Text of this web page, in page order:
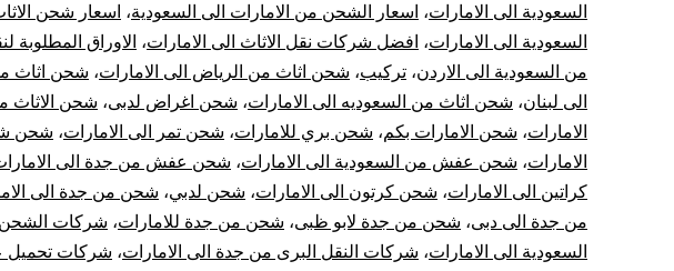
الي
الامارات
|
نقل
عفش
السعودية الى الامارات، اسعار الشحن من الامارات الى السعودية، اسعار شحن
السعودية الى الامارات، افضل شركات نقل الاثاث الى الامارات، الاوراق المطلوبة
من السعودية الى الاردن، تركيب، شحن اثاث من الرياض الى الامارات، شحن اثاث
الى لبنان، شحن اثاث من السعوديه الى الامارات، شحن اغراض لدبى، شحن الاثاث
الامارات، شحن الامارات بكم، شحن بري للامارات، شحن تمر الى الامارات، شحن
الامارات، شحن عفش من السعودية الى الامارات، شحن عفش من جدة الى
كراتين الى الامارات، شحن كرتون الى الامارات، شحن لدبي، شحن من جدة الى
من جدة الى دبى، شحن من جدة لابو ظبى، شحن من جدة للامارات، شركات
السعودية الى الامارات، شركات النقل البرى من جدة الى الامارات، شركات